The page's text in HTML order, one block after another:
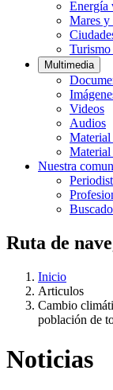
Energía
Mares y
Turismo
Multimedia
Videos
Audios
Material
Nuestra
Ruta de
Inicio
Articulos
Cambio
población de
Noticias